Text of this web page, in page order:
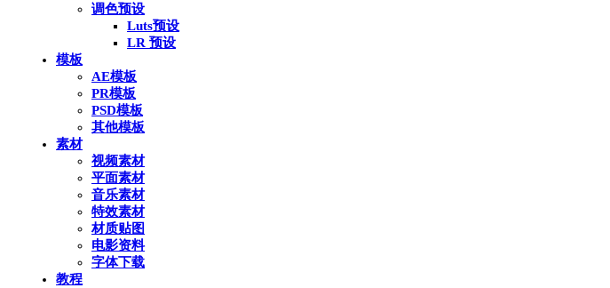
调色预设
Luts预设
LR 预设
模板
AE模板
PR模板
PSD模板
其他模板
素材
视频素材
平面素材
音乐素材
特效素材
材质贴图
电影资料
字体下载
教程